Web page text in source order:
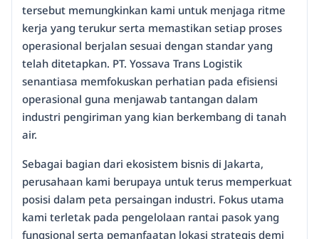
tersebut memungkinkan kami untuk menjaga ritme
kerja yang terukur serta memastikan setiap proses
operasional berjalan sesuai dengan standar yang
telah ditetapkan. PT. Yossava Trans Logistik
senantiasa memfokuskan perhatian pada efisiensi
operasional guna menjawab tantangan dalam
industri pengiriman yang kian berkembang di tanah
air.
Sebagai bagian dari ekosistem bisnis di Jakarta,
perusahaan kami berupaya untuk terus memperkuat
posisi dalam peta persaingan industri. Fokus utama
kami terletak pada pengelolaan rantai pasok yang
fungsional serta pemanfaatan lokasi strategis demi